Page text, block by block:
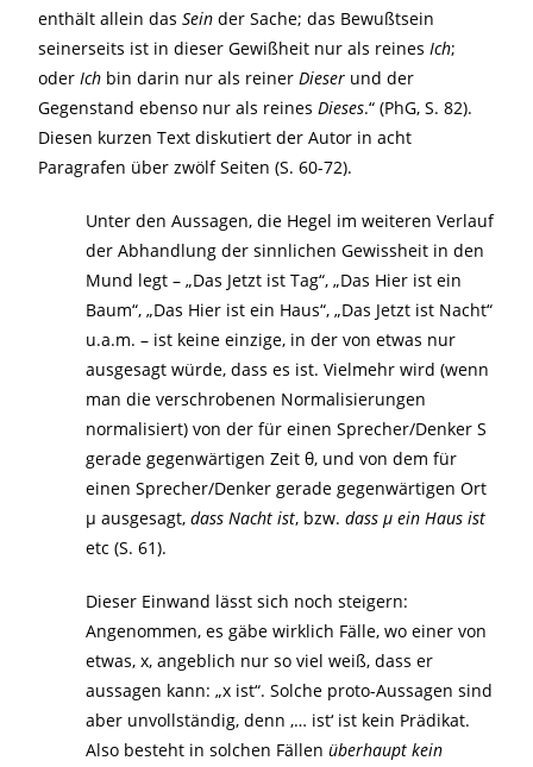
enthält allein dasSeinder Sache; das Bewußtsein
seinerseits ist in dieser Gewißheit nur als reinesIch;
oderIch bin darin nur als reinerDieser und der
Gegenstand ebenso nur als reinesDieses.“ (PhG, S. 82).
Diesen kurzen Text diskutiert der Autor in acht
Paragrafen über zwölf Seiten (S. 60-72).
Unter den Aussagen, die Hegel im weiteren Verlauf
der Abhandlung der sinnlichen Gewissheit in den
Mund legt – „Das Jetzt ist Tag“, „Das Hier ist ein
Baum“, „Das Hier ist ein Haus“, „Das Jetzt ist Nacht“
u.a.m. – ist keine einzige, in der von etwas nur
ausgesagt würde, dass es ist. Vielmehr wird (wenn
man die verschrobenen Normalisierungen
normalisiert) von der für einen Sprecher/Denker S
gerade gegenwärtigen Zeit θ, und von dem für
einen Sprecher/Denker gerade gegenwärtigen Ort
μ ausgesagt,dass Nacht ist, bzw.dassμ ein Haus ist
etc (S. 61).
Dieser Einwand lässt sich noch steigern:
Angenommen, es gäbe wirklich Fälle, wo einer von
etwas, x, angeblich nur so viel weiß, dass er
aussagen kann: „x ist“. Solche proto-Aussagen sind
aber unvollständig, denn ‚… ist‘ ist kein Prädikat.
Also besteht in solchen Fällenüberhaupt kein